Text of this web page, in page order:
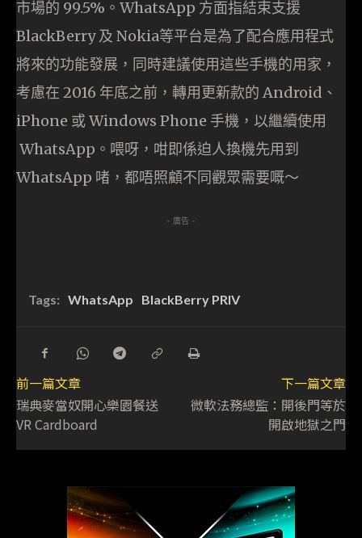
市場的 99.5%。WhatsApp 方面指結束支援
BlackBerry 及 Nokia等平台是為了配合應用程式
將來的功能發展，同時建議使用這些手機的用家，
考慮在 2016 年底之前，轉用更新款的 Android、
iPhone 或 Windows Phone 手機，以繼續使用
WhatsApp。喂呀，咁即係迫人換機先用到
WhatsApp 啫，都唔照顧不同觀眾需要嘅～
- 廣告 -
Tags: WhatsApp BlackBerry PRIV
前一篇文章
瑞典麥當奴開心樂園餐送
VR Cardboard
下一篇文章
微軟法務總監：開後門等於
開啟地獄之門